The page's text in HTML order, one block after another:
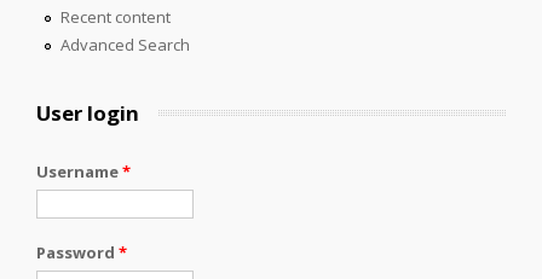
Recent content
Advanced Search
User login
Username*
Password *